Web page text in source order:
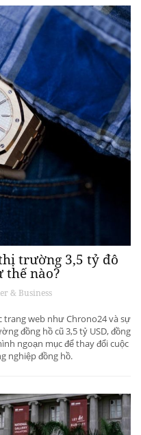
trường 3,5 tỷ đô
thế nào?
& Business
web như Chrono24 và sự
đồng hồ cũ 3,5 tỷ USD, đồng
ngoạn mục để thay đổi cuộc
nghiệp đồng hồ.